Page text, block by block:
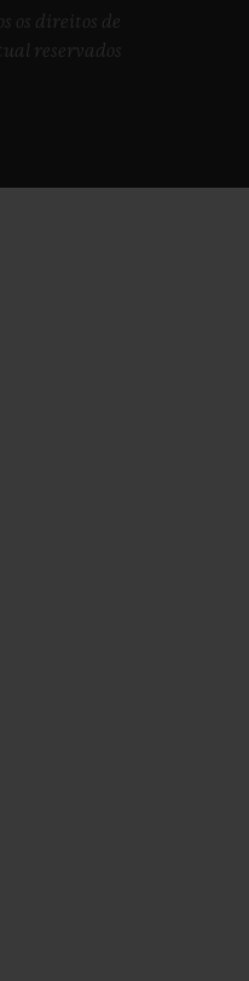
os direitos de
reservados